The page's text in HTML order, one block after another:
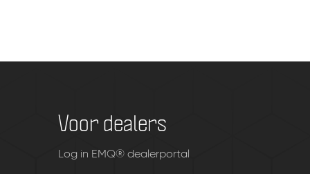
Voor dealers
Log in EMQ® dealerportal